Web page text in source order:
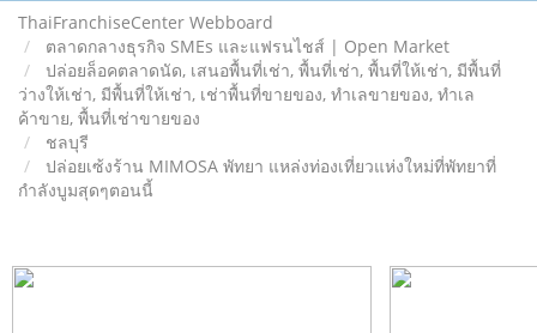
ThaiFranchiseCenter Webboard
ตลาดกลางธุรกิจ SMEs และแฟรนไชส์ | Open Market
ปล่อยล็อคตลาดนัด, เสนอพื้นที่เช่า, พื้นที่เช่า, พื้นที่ให้เช่า, มีพื้นที่
ว่างให้เช่า, มีพื้นที่ให้เช่า, เช่าพื้นที่ขายของ, ทําเลขายของ, ทำเล
ค้าขาย, พื้นที่เช่าขายของ
ชลบุรี
ปล่อยเซ้งร้าน MIMOSA พัทยา แหล่งท่องเที่ยวแห่งใหม่ที่พัทยาที่
กำลังบูมสุดๆตอนนี้